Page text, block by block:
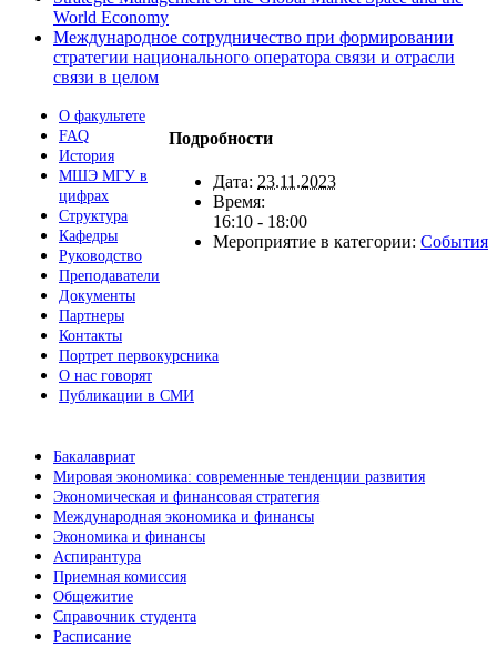
World Economy
Международное сотрудничество при формировании
стратегии национального оператора связи и отрасли
связи в целом
Подробности
Дата: 23.11.2023
Время:
16:10 - 18:00
Мероприятие в категории: События
О факультете
FAQ
История
МШЭ МГУ в
цифрах
Структура
Кафедры
Руководство
Преподаватели
Документы
Партнеры
Контакты
Портрет первокурсника
О нас говорят
Публикации в СМИ
Бакалавриат
Мировая экономика: современные тенденции развития
Экономическая и финансовая стратегия
Международная экономика и финансы
Экономика и финансы
Аспирантура
Приемная комиссия
Общежитие
Справочник студента
Расписание